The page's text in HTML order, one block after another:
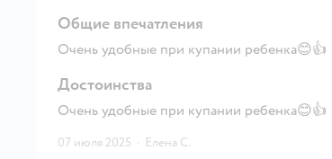
Общие впечатления
Очень удобные при купании ребенка😊👍
Достоинства
Очень удобные при купании ребенка😊👍
07 июля 2025 · Елена С.